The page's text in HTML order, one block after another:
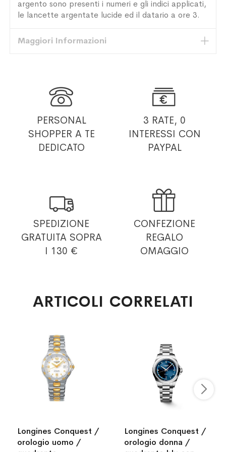
argento sono presenti i numeri e gli indici applicati,
le lancette argentate lucide ed il datario a ore 3.
Maggiori Informazioni

PERSONAL
SHOPPER A TE
DEDICATO

3 RATE, 0
INTERESSI CON
PAYPAL

SPEDIZIONE
GRATUITA SOPRA
I 130 €

CONFEZIONE
REGALO
OMAGGIO
ARTICOLI CORRELATI
Longines Conquest /
orologio uomo /
Longines Conquest /
orologio donna /